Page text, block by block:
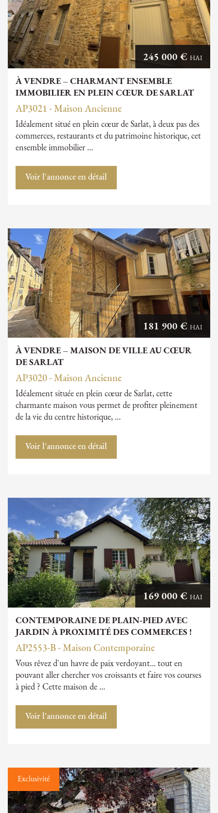
À VENDRE – CHARMANT ENSEMBLE
IMMOBILIER EN PLEIN CŒUR DE SARLAT
245 000 € HAI
AP3021 - Maison Ancienne
Idéalement situé en plein cœur de Sarlat, à deux pas des
commerces, restaurants et du patrimoine historique, cet
ensemble immobilier …
Voir l'annonce en détail
À VENDRE – MAISON DE VILLE AU CŒUR
DE SARLAT
181 900 € HAI
AP3020 - Maison Ancienne
Idéalement située en plein cœur de Sarlat, cette
charmante maison vous permet de profiter pleinement
de la vie du centre historique, …
Voir l'annonce en détail
CONTEMPORAINE DE PLAIN-PIED AVEC
JARDIN À PROXIMITÉ DES COMMERCES !
169 000 € HAI
AP2553-B - Maison Contemporaine
Vous rêvez d'un havre de paix verdoyant… tout en
pouvant aller chercher vos croissants et faire vos courses
à pied ? Cette maison de …
Voir l'annonce en détail
Exclusivité